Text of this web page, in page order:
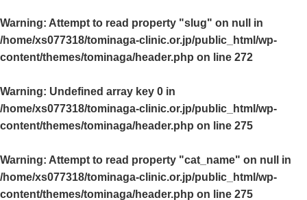
Warning: Attempt to read property "slug" on null in
/home/xs077318/tominaga-clinic.or.jp/public_html/wp-
content/themes/tominaga/header.php on line 272
Warning: Undefined array key 0 in
/home/xs077318/tominaga-clinic.or.jp/public_html/wp-
content/themes/tominaga/header.php on line 275
Warning: Attempt to read property "cat_name" on null in
/home/xs077318/tominaga-clinic.or.jp/public_html/wp-
content/themes/tominaga/header.php on line 275